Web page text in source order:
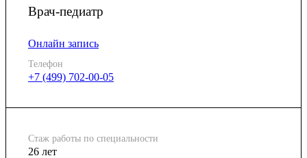
Врач-педиатр
Онлайн запись
Телефон
+7 (499) 702-00-05
Стаж работы по специальности
26 лет